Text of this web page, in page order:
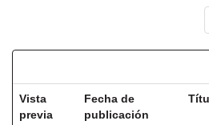
Vista
previa
Fecha de
publicación